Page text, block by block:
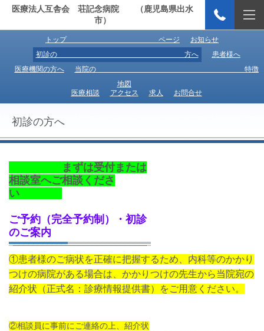
医療法人互舎会 荘記念病院 （鹿児島県出水
市）
トップ ページ
お知らせ
初診の 方へ
患者様へ
医療機関の方へ
当院の 特徴
医療相談
地図
アクセス
求人 お問合せ
初診の方へ
まずは受付または
相談室へご相談くださ
い
ご予約（完全予約制）・初診
のご案内
①患者様のご病状を正確に把握するため、内科等のかかり
つけの病院がある場合は、 かかりつけの先生から当院宛の
紹介状（正式名：診療情報提供書）をご用意ください。
②相談員に事前にご連絡の上、紹介状